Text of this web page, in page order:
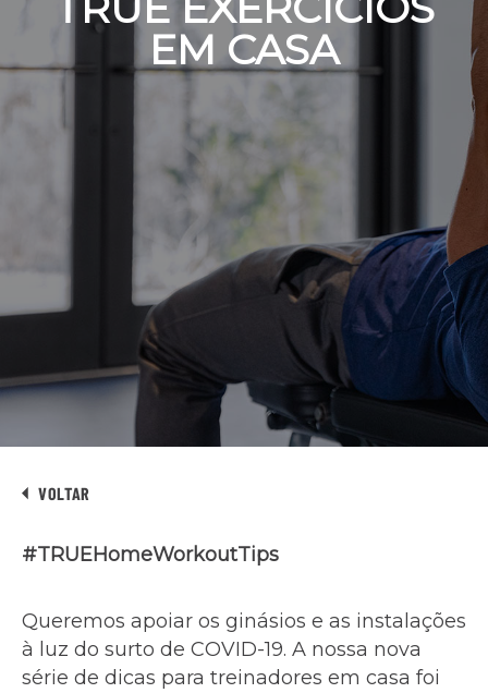
EM CASA
VOLTAR
#TRUEHomeWorkoutTips
Queremos apoiar os ginásios e as instalações
à luz do surto de COVID-19. A nossa nova
série de dicas para treinadores em casa foi